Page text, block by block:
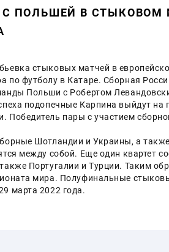
С ПОЛЬШЕЙ В СТЫКОВОМ
стыковых матчей в
по футболу в Катаре. Сборная
Польши с Робертом
подопечные Карпина выйдут на
Победитель пары с участием
Шотландии и Украины, а
между собой. Еще один квартет
Португалии и Турции. Таким
мира. Полуфинальные
марта 2022 года.